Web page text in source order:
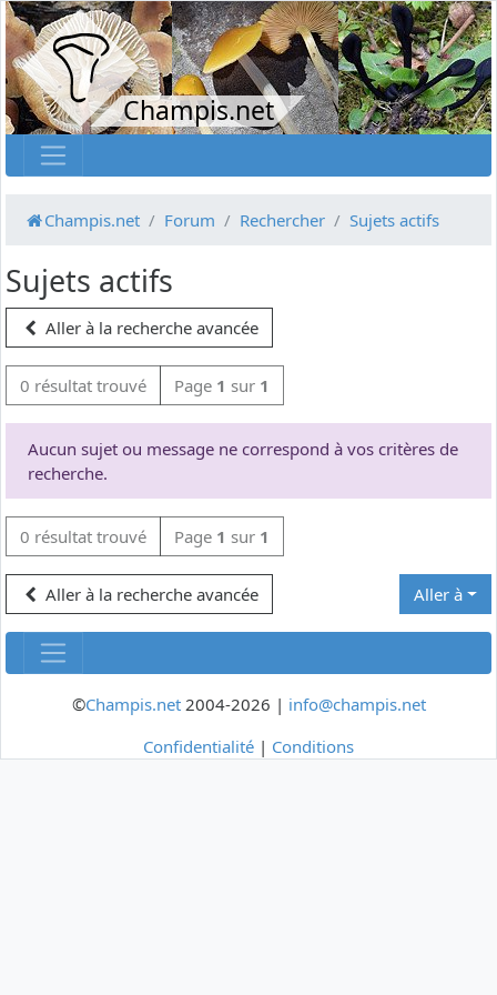
Champis.net
Champis.net Forum Rechercher Sujets actifs
Sujets actifs
Aller à la recherche avancée
0 résultat trouvé Page 1 sur 1
Aucun sujet ou message ne correspond à vos critères de
recherche.
0 résultat trouvé Page 1 sur 1
Aller à la recherche avancée Aller à
©Champis.net2004-2026 | info@champis.net
Confidentialité | Conditions